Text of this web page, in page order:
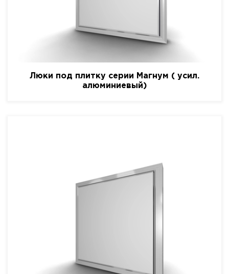
Люки под плитку серии Магнум ( усил.
алюминиевый)